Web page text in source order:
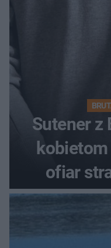
Sutener z
ofiar